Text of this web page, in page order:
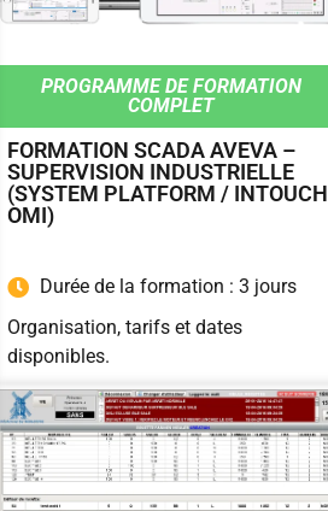
PROGRAMME DE FORMATION
COMPLET
FORMATION SCADA AVEVA –
SUPERVISION INDUSTRIELLE
(SYSTEM PLATFORM / INTOUCH
OMI)
Durée de la formation : 3 jours
Organisation, tarifs et dates
disponibles.